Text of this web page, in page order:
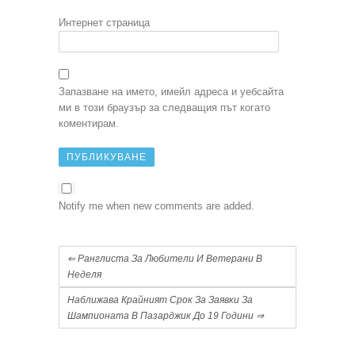
Интернет страница
Запазване на името, имейл адреса и уебсайта
ми в този браузър за следващия път когато
коментирам.
Notify me when new comments are added.
⇐Ранглиста За Любители И Ветерани В
Неделя
Наближава Крайният Срок За Заявки За
Шампионата В Пазарджик До 19 Години ⇒